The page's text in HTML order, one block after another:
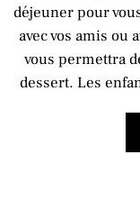
déjeuner pour
avec vos amis ou
vous permettra
dessert. Les